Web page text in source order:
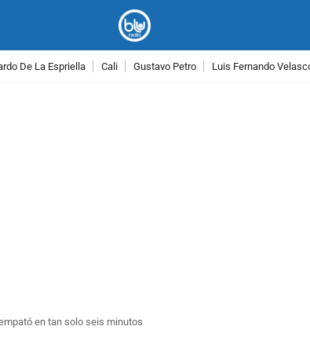
De La Espriella Cali Gustavo Petro Luis Fernando
en tan solo seis minutos